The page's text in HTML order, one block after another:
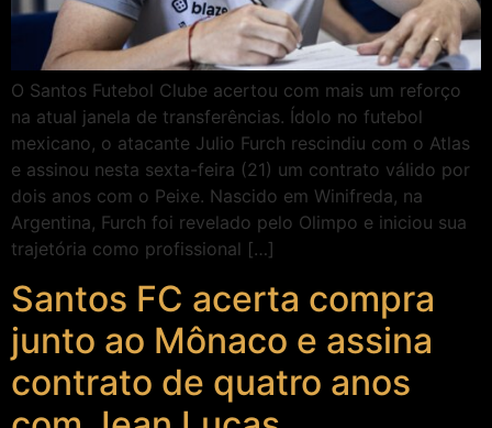
O Santos Futebol Clube acertou com mais um reforço
na atual janela de transferências. Ídolo no futebol
mexicano, o atacante Julio Furch rescindiu com o Atlas
e assinou nesta sexta-feira (21) um contrato válido por
dois anos com o Peixe. Nascido em Winifreda, na
Argentina, Furch foi revelado pelo Olimpo e iniciou sua
trajetória como profissional […]
Santos FC acerta compra
junto ao Mônaco e assina
contrato de quatro anos